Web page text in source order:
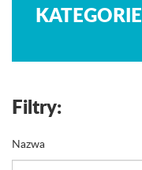
KATEGORIE
Filtry:
Nazwa